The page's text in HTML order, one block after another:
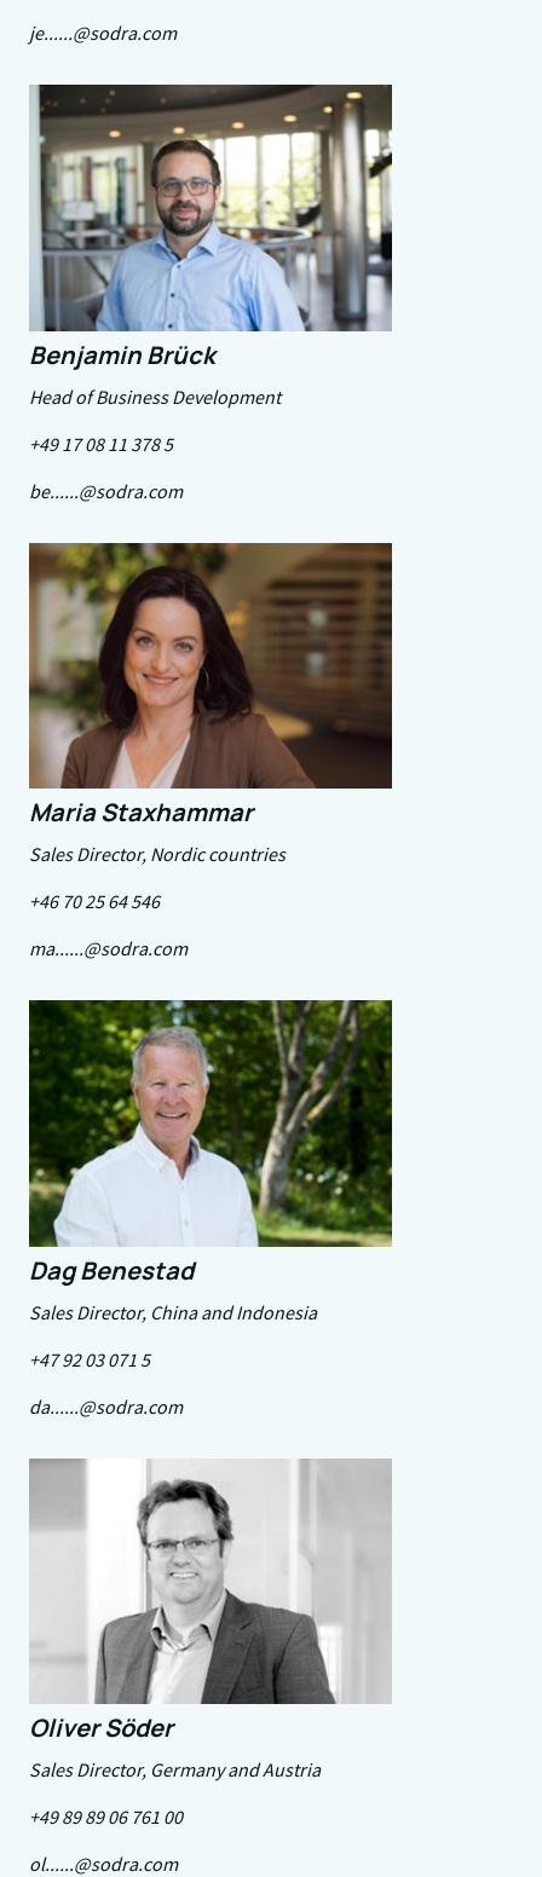
je......@sodra.com
Benjamin Brück
Head of Business Development
+49 17 08 11 378 5
be......@sodra.com
Maria Staxhammar
Sales Director, Nordic countries
+46 70 25 64 546
ma......@sodra.com
Dag Benestad
Sales Director, China and Indonesia
+47 92 03 071 5
da......@sodra.com
Oliver Söder
Sales Director, Germany and Austria
+49 89 89 06 761 00
ol......@sodra.com